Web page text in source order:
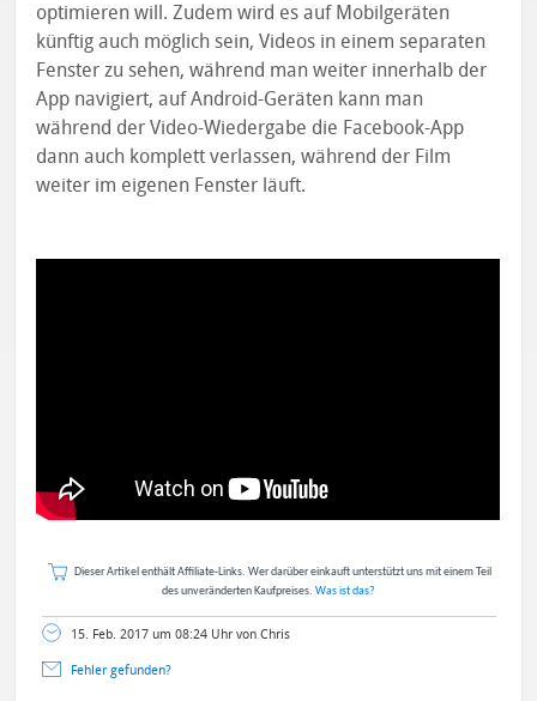
optimieren will. Zudem wird es auf Mobilgeräten
künftig auch möglich sein, Videos in einem separaten
Fenster zu sehen, während man weiter innerhalb der
App navigiert, auf Android-Geräten kann man
während der Video-Wiedergabe die Facebook-App
dann auch komplett verlassen, während der Film
weiter im eigenen Fenster läuft.
Dieser Artikel enthält Affiliate-Links. Wer darüber einkauft unterstützt uns mit einem Teil
des unveränderten Kaufpreises. Was ist das?
15. Feb. 2017 um 08:24 Uhr von Chris
Fehler gefunden?